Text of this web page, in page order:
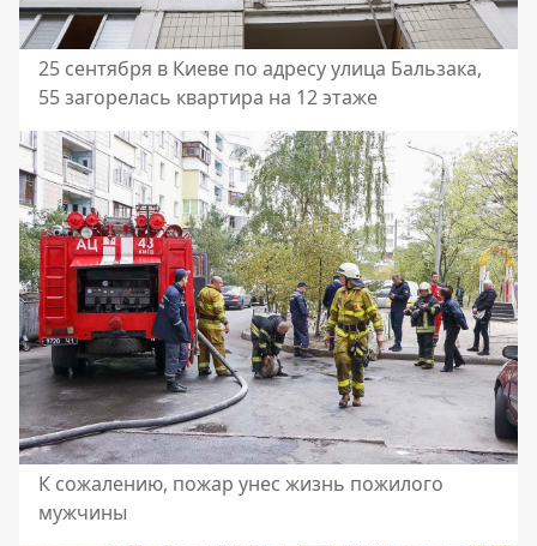
25 сентября в Киеве по адресу улица Бальзака,
55 загорелась квартира на 12 этаже
К сожалению, пожар унес жизнь пожилого
мужчины